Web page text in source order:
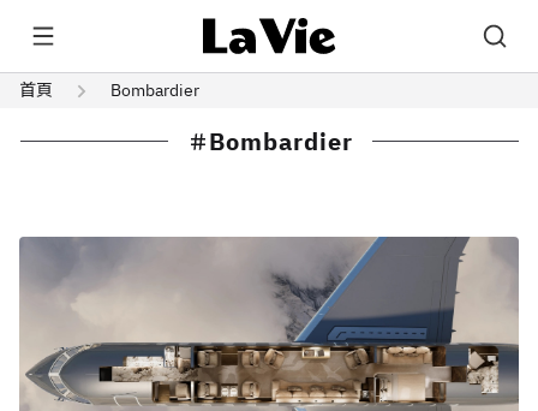
首頁 Bombardier
Bombardier